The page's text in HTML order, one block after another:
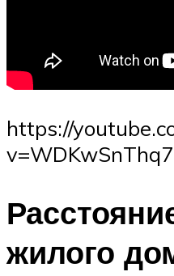
https://
жилого